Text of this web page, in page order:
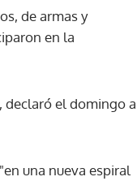
de armas y
en la
declaró el domingo a
una nueva espiral